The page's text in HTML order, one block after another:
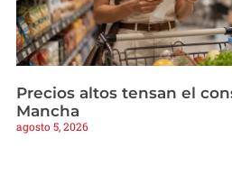
Precios altos tensan el
Mancha
agosto 5, 2026